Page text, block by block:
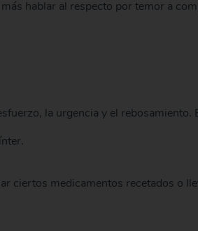
hablar al respecto por temor a
la urgencia y el rebosamiento.
ciertos medicamentos recetados o